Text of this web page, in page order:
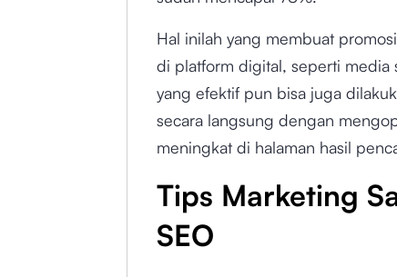
Hal inilah yang membuat
di platform digital, seperti media
yang efektif pun bisa juga
secara langsung dengan
meningkat di halaman hasil
Tips Marketing
SEO